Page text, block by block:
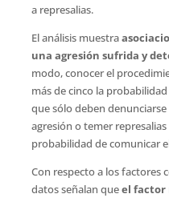
a represalias.
El análisis muestra
una agresión sufrida y
modo, conocer el
más de cinco la
que sólo deben
agresión o temer
probabilidad de comunicar
Con respecto a los factores
datos señalan queel factor